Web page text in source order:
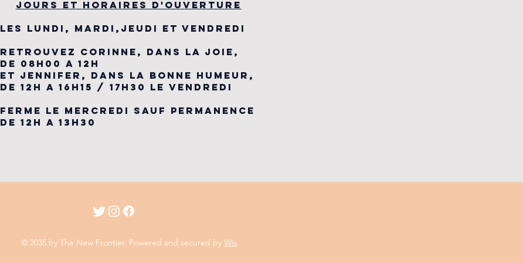
JOURS ET HORAIRES D'OUVERTURE
LES LUNDI, MARDI,JEUDI ET VENDREDI
RETROUVEZ CORINNE, DANS LA JOIE,
DE 08H00 A 12H
ET JENNIFER, DANS LA BONNE HUMEUR,
DE 12H A 16H15 / 17H30 LE VENDREDI
FERME LE MERCREDI SAUF PERMANENCE
DE 12H A 13H30
© 2035 by The New Frontier. Powered and secured by Wix